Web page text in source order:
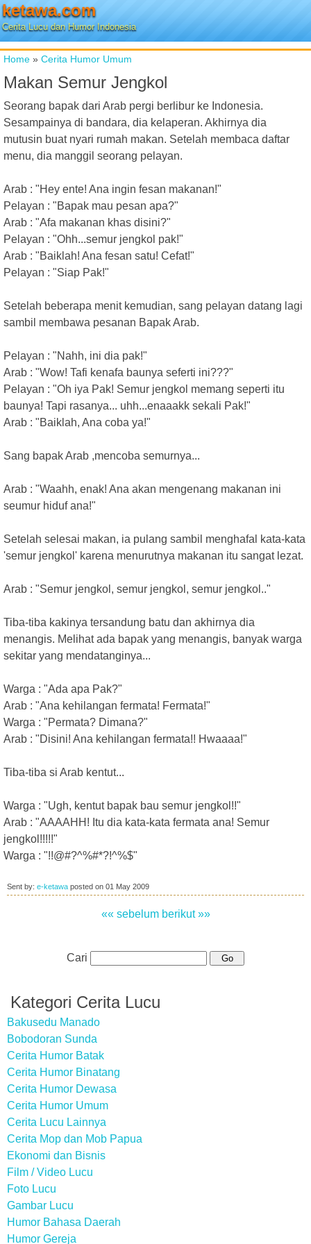
ketawa.com
Cerita Lucu dan Humor Indonesia
Home » Cerita Humor Umum
Makan Semur Jengkol
Seorang bapak dari Arab pergi berlibur ke Indonesia.
Sesampainya di bandara, dia kelaperan. Akhirnya dia
mutusin buat nyari rumah makan. Setelah membaca daftar
menu, dia manggil seorang pelayan.
Arab : "Hey ente! Ana ingin fesan makanan!"
Pelayan : "Bapak mau pesan apa?"
Arab : "Afa makanan khas disini?"
Pelayan : "Ohh...semur jengkol pak!"
Arab : "Baiklah! Ana fesan satu! Cefat!"
Pelayan : "Siap Pak!"
Setelah beberapa menit kemudian, sang pelayan datang lagi
sambil membawa pesanan Bapak Arab.
Pelayan : "Nahh, ini dia pak!"
Arab : "Wow! Tafi kenafa baunya seferti ini???"
Pelayan : "Oh iya Pak! Semur jengkol memang seperti itu
baunya! Tapi rasanya... uhh...enaaakk sekali Pak!"
Arab : "Baiklah, Ana coba ya!"
Sang bapak Arab ,mencoba semurnya...
Arab : "Waahh, enak! Ana akan mengenang makanan ini
seumur hiduf ana!"
Setelah selesai makan, ia pulang sambil menghafal kata-kata
'semur jengkol' karena menurutnya makanan itu sangat lezat.
Arab : "Semur jengkol, semur jengkol, semur jengkol.."
Tiba-tiba kakinya tersandung batu dan akhirnya dia
menangis. Melihat ada bapak yang menangis, banyak warga
sekitar yang mendatanginya...
Warga : "Ada apa Pak?"
Arab : "Ana kehilangan fermata! Fermata!"
Warga : "Permata? Dimana?"
Arab : "Disini! Ana kehilangan fermata!! Hwaaaa!"
Tiba-tiba si Arab kentut...
Warga : "Ugh, kentut bapak bau semur jengkol!!"
Arab : "AAAAHH! Itu dia kata-kata fermata ana! Semur
jengkol!!!!!"
Warga : "!!@#?^%#*?!^%$"
Sent by: e-ketawa posted on 01 May 2009
«« sebelum berikut »»
Cari
Kategori Cerita Lucu
Bakusedu Manado
Bobodoran Sunda
Cerita Humor Batak
Cerita Humor Binatang
Cerita Humor Dewasa
Cerita Humor Umum
Cerita Lucu Lainnya
Cerita Mop dan Mob Papua
Ekonomi dan Bisnis
Film / Video Lucu
Foto Lucu
Gambar Lucu
Humor Bahasa Daerah
Humor Gereja